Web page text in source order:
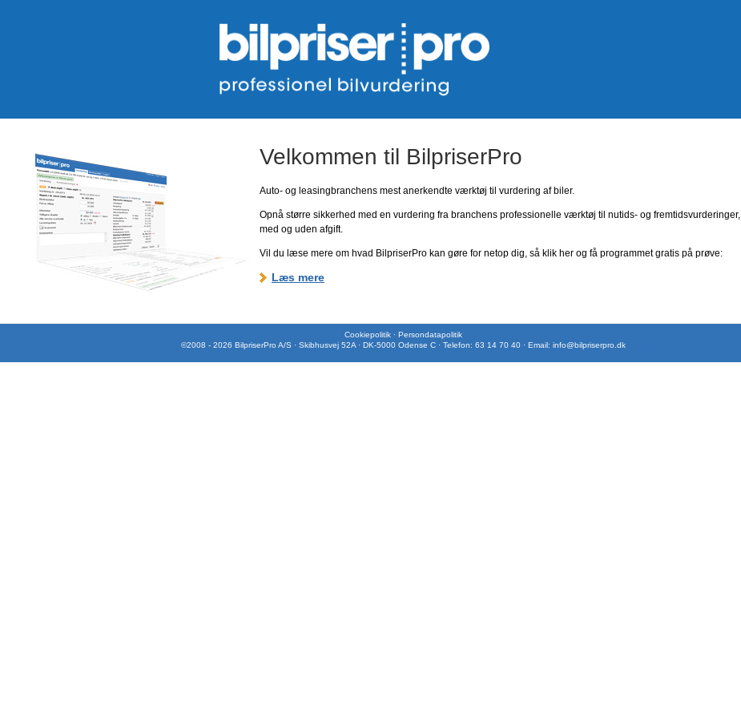
Velkommen til BilpriserPro
Auto- og leasingbranchens mest anerkendte værktøj til vurdering af biler.
Opnå større sikkerhed med en vurdering fra branchens professionelle værktøj til nutids- og fremtidsvurderinger,
med og uden afgift.
Vil du læse mere om hvad BilpriserPro kan gøre for netop dig, så klik her og få programmet gratis på prøve:
Læs mere
Cookiepolitik · Persondatapolitik
©2008 - 2026 BilpriserPro A/S · Skibhusvej 52A · DK-5000 Odense C · Telefon: 63 14 70 40 · Email: info@bilpriserpro.dk